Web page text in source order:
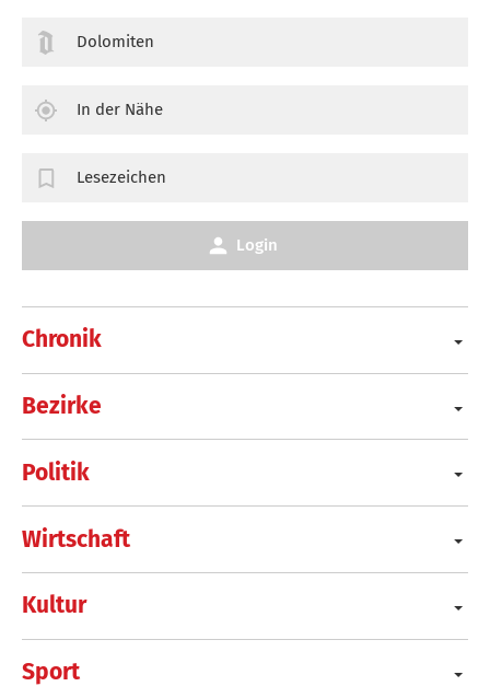
Chronik
Bezirke
Politik
Wirtschaft
Kultur
Sport
Dolomiten
In der Nähe
Lesezeichen
Login